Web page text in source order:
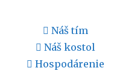
Náš tím
Náš kostol
Hospodárenie